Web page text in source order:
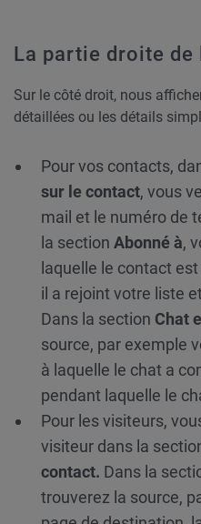
La partie droite de
Sur le côté droit, nous
détaillées ou les détails
Pour vos contacts,
sur le contact, vous
mail et le numéro de
la section Abonné à,
laquelle le contact
il a rejoint votre liste
Dans la section Chat
source, par exemple
à laquelle le chat a
pendant laquelle le
Pour les visiteurs,
visiteur dans la
contact. Dans la
trouverez la source,